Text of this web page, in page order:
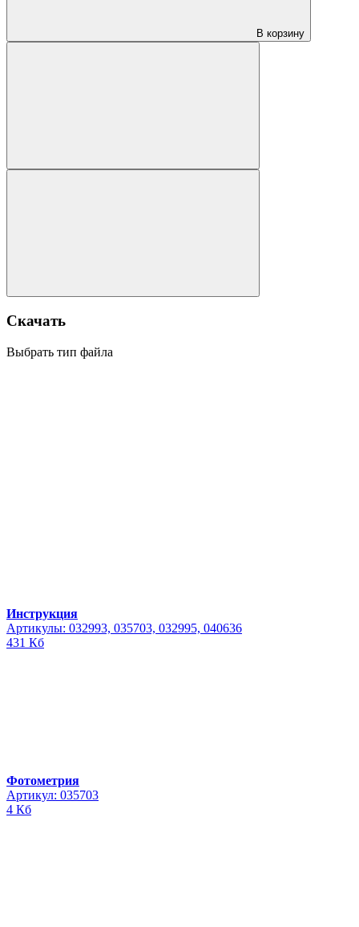
В корзину
Скачать
Выбрать тип файла
Инструкция
Артикулы: 032993, 035703, 032995, 040636
431 Кб
Фотометрия
Артикул: 035703
4 Кб